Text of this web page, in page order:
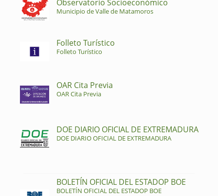
Observatorio Socioeconómico
Municipio de Valle de Matamoros
Folleto Turístico
Folleto Turístico
OAR Cita Previa
OAR Cita Previa
DOE DIARIO OFICIAL DE EXTREMADURA
DOE DIARIO OFICIAL DE EXTREMADURA
BOLETÍN OFICIAL DEL ESTADOP BOE
BOLETÍN OFICIAL DEL ESTADOP BOE